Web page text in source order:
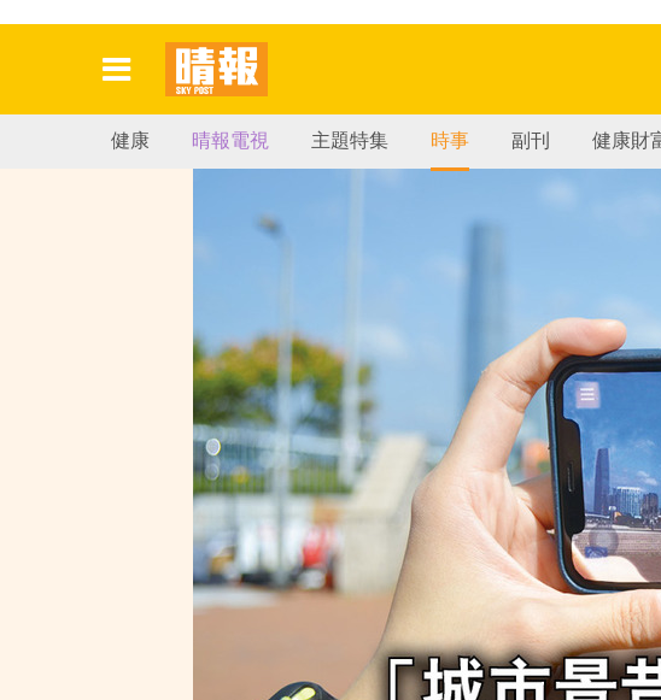
健康 晴報電視 主題特集 時事 副刊 健康財